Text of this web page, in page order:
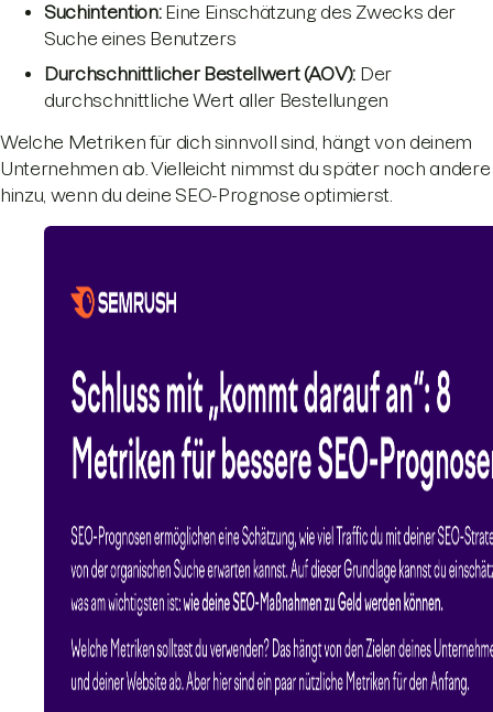
Suchintention: Eine Einschätzung des Zwecks der
Suche eines Benutzers
Durchschnittlicher Bestellwert (AOV): Der
durchschnittliche Wert aller Bestellungen
Welche Metriken für dich sinnvoll sind, hängt von deinem
Unternehmen ab. Vielleicht nimmst du später noch andere
hinzu, wenn du deine SEO-Prognose optimierst.